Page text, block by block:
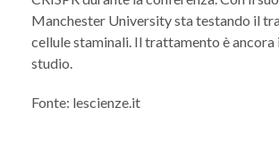
Manchester University sta testando il
cellule staminali. Il trattamento è ancora
studio.
Fonte: lescienze.it